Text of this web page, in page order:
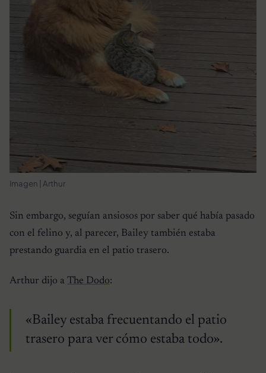
Imagen | Arthur
Sin embargo, seguían ansiosos por saber qué había pasado
con el felino y, al parecer, Bailey también estaba
prestando guardia en el patio trasero.
Arthur dijo a The Dodo:
«Bailey estaba frecuentando el patio
trasero para ver cómo estaba todo».